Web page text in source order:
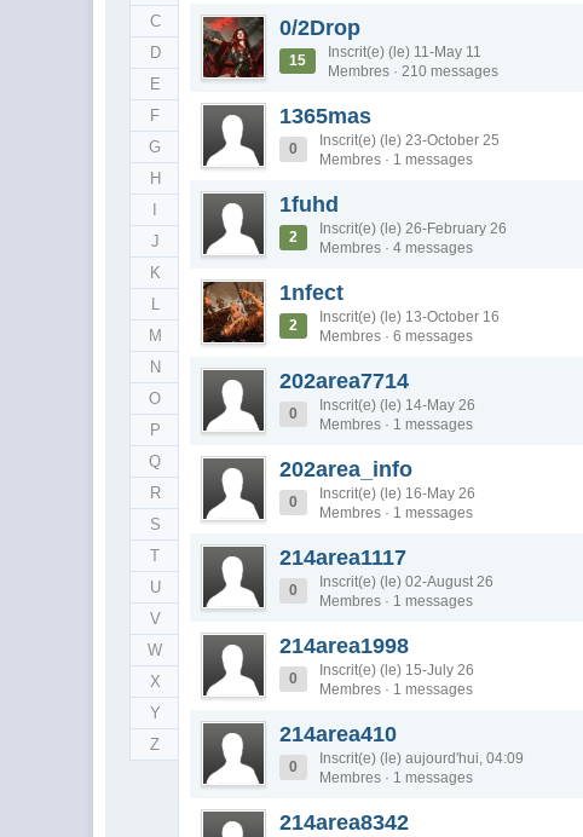
C
D
E
F
G
H
J
K
L
M
N
O
P
Q
R
S
T
U
V
W
X
Y
Z
0/2Drop
15
Inscrit(e) (le) 11-May 11
Membres · 210 messages
1365mas
0
Inscrit(e) (le) 23-October 25
Membres · 1 messages
1fuhd
2
Inscrit(e) (le) 26-February 26
Membres · 4 messages
1nfect
2
Inscrit(e) (le) 13-October 16
Membres · 6 messages
202area7714
0
Inscrit(e) (le) 14-May 26
Membres · 1 messages
202area_info
0
Inscrit(e) (le) 16-May 26
Membres · 1 messages
214area1117
0
Inscrit(e) (le) 02-August 26
Membres · 1 messages
214area1998
0
Inscrit(e) (le) 15-July 26
Membres · 1 messages
214area410
0
Inscrit(e) (le) aujourd'hui, 04:09
Membres · 1 messages
214area8342